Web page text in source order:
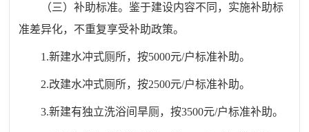
（三）补助标准。鉴于建设内容不同，实施补助标
准差异化，不重复享受补助政策。
1.新建水冲式厕所，按5000元/户标准补助。
2.改建水冲式厕所，按2500元/户标准补助。
3.新建有独立洗浴间旱厕，按3500元/户标准补助。